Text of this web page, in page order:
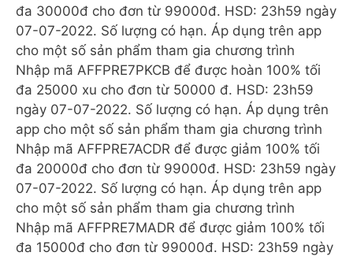
đa 30000đ cho đơn từ 99000đ. HSD: 23h59 ngày
07-07-2022. Số lượng có hạn. Áp dụng trên app
cho một số sản phẩm tham gia chương trình
Nhập mã AFFPRE7PKCB để được hoàn 100% tối
đa 25000 xu cho đơn từ 50000 đ. HSD: 23h59
ngày 07-07-2022. Số lượng có hạn. Áp dụng trên
app cho một số sản phẩm tham gia chương trình
Nhập mã AFFPRE7ACDR để được giảm 100% tối
đa 20000đ cho đơn từ 99000đ. HSD: 23h59 ngày
07-07-2022. Số lượng có hạn. Áp dụng trên app
cho một số sản phẩm tham gia chương trình
Nhập mã AFFPRE7MADR để được giảm 100% tối
đa 15000đ cho đơn từ 99000đ. HSD: 23h59 ngày